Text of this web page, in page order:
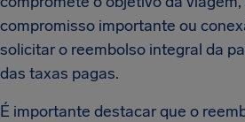
compromisso importante ou
solicitar o reembolso integral da
das taxas pagas.
É importante destacar que o